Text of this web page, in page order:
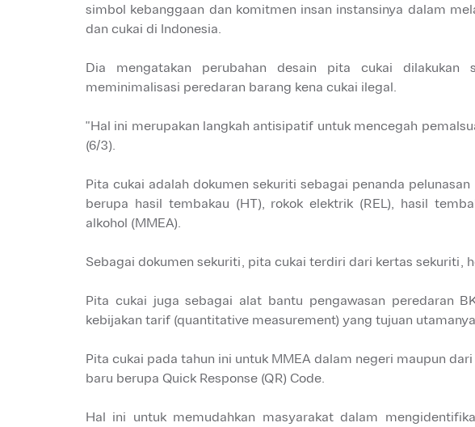
simbol kebanggaan dan komitmen insan instansinya dalam
dan cukai di Indonesia.
Dia mengatakan perubahan desain pita cukai dilakukan
meminimalisasi peredaran barang kena cukai ilegal.
"Hal ini merupakan langkah antisipatif untuk mencegah
(6/3).
Pita cukai adalah dokumen sekuriti sebagai penanda
berupa hasil tembakau (HT), rokok elektrik (REL), hasil
alkohol (MMEA).
Sebagai dokumen sekuriti, pita cukai terdiri dari kertas sekuriti,
Pita cukai juga sebagai alat bantu pengawasan peredaran
kebijakan tarif (quantitative measurement) yang tujuan
Pita cukai pada tahun ini untuk MMEA dalam negeri maupun
baru berupa Quick Response (QR) Code.
Hal ini untuk memudahkan masyarakat dalam